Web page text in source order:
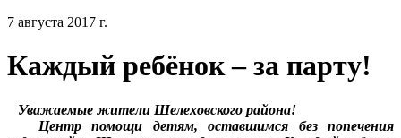
7 августа 2017 г.
Каждый ребёнок – за парту!
Уважаемые жители Шелеховского района!
Центр помощи детям, оставшимся без попечения